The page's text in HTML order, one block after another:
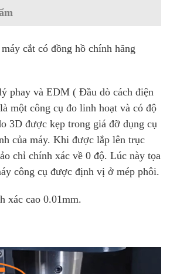
cắt có đồng hồ chính hãng
phay và EDM ( Đầu dò cách điện
một công cụ đo linh hoạt và có độ
3D được kẹp trong giá đỡ dụng cụ
của máy. Khi được lắp lên trục
chỉ chính xác về 0 độ. Lúc này tọa
công cụ được định vị ở mép phôi.
xác cao 0.01mm.